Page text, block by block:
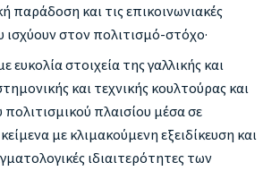
παράδοση και τις επικοινωνιακές
στον πολιτισμό-στόχο·
ευκολία στοιχεία της γαλλικής και
και τεχνικής κουλτούρας και
πλαισίου μέσα σε
με κλιμακούμενη εξειδίκευση και
ιδιαιτερότητες των